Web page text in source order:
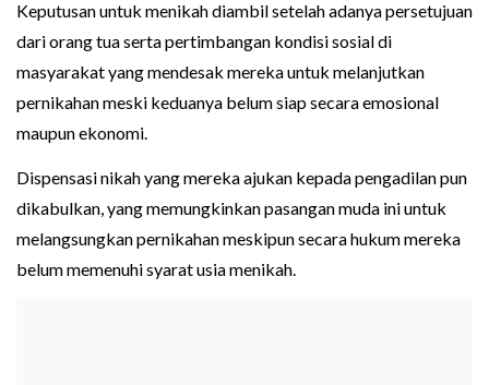
Keputusan untuk menikah diambil setelah adanya persetujuan
dari orang tua serta pertimbangan kondisi sosial di
masyarakat yang mendesak mereka untuk melanjutkan
pernikahan meski keduanya belum siap secara emosional
maupun ekonomi.
Dispensasi nikah yang mereka ajukan kepada pengadilan pun
dikabulkan, yang memungkinkan pasangan muda ini untuk
melangsungkan pernikahan meskipun secara hukum mereka
belum memenuhi syarat usia menikah.